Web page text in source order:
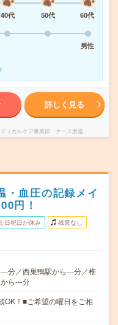
40代 50代
60代
男性
詳しく見る
ィカルケア事業部 ナース派遣
血圧の記録メイ
円！
日祝日が休み 残業なし
分／西巣鴨駅から---分／椎
ら---分
OK！■ご希望の曜日をご相